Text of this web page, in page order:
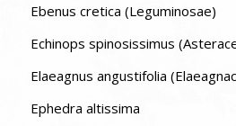
Ebenus cretica (Leguminosae)
Echinops spinosissimus
Elaeagnus angustifolia
Ephedra altissima